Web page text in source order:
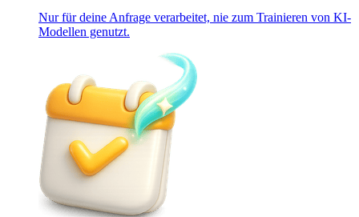
Nur für deine Anfrage verarbeitet, nie zum Trainieren von KI-
Modellen genutzt.